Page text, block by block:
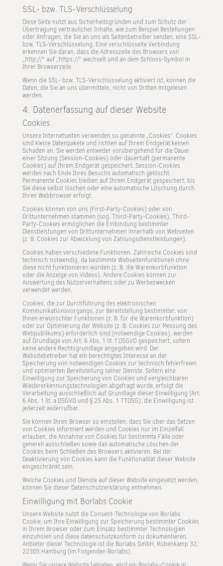
SSL- bzw. TLS-Verschlüsselung
Diese Seite nutzt aus Sicherheitsgründen und zum Schutz der
Übertragung vertraulicher Inhalte, wie zum Beispiel Bestellungen
oder Anfragen, die Sie an uns als Seitenbetreiber senden, eine SSL-
bzw. TLS-Verschlüsselung. Eine verschlüsselte Verbindung
erkennen Sie daran, dass die Adresszeile des Browsers von
„http://“ auf „https://“ wechselt und an dem Schloss-Symbol in
Ihrer Browserzeile.
Wenn die SSL- bzw. TLS-Verschlüsselung aktiviert ist, können die
Daten, die Sie an uns übermitteln, nicht von Dritten mitgelesen
werden.
4. Datenerfassung auf dieser Website
Cookies
Unsere Internetseiten verwenden so genannte „Cookies“. Cookies
sind kleine Datenpakete und richten auf Ihrem Endgerät keinen
Schaden an. Sie werden entweder vorübergehend für die Dauer
einer Sitzung (Session-Cookies) oder dauerhaft (permanente
Cookies) auf Ihrem Endgerät gespeichert. Session-Cookies
werden nach Ende Ihres Besuchs automatisch gelöscht.
Permanente Cookies bleiben auf Ihrem Endgerät gespeichert, bis
Sie diese selbst löschen oder eine automatische Löschung durch
Ihren Webbrowser erfolgt.
Cookies können von uns (First-Party-Cookies) oder von
Drittunternehmen stammen (sog. Third-Party-Cookies). Third-
Party-Cookies ermöglichen die Einbindung bestimmter
Dienstleistungen von Drittunternehmen innerhalb von Webseiten
(z. B. Cookies zur Abwicklung von Zahlungsdienstleistungen).
Cookies haben verschiedene Funktionen. Zahlreiche Cookies sind
technisch notwendig, da bestimmte Webseitenfunktionen ohne
diese nicht funktionieren würden (z. B. die Warenkorbfunktion
oder die Anzeige von Videos). Andere Cookies können zur
Auswertung des Nutzerverhaltens oder zu Werbezwecken
verwendet werden.
Cookies, die zur Durchführung des elektronischen
Kommunikationsvorgangs, zur Bereitstellung bestimmter, von
Ihnen erwünschter Funktionen (z. B. für die Warenkorbfunktion)
oder zur Optimierung der Website (z. B. Cookies zur Messung des
Webpublikums) erforderlich sind (notwendige Cookies), werden
auf Grundlage von Art. 6 Abs. 1 lit. f DSGVO gespeichert, sofern
keine andere Rechtsgrundlage angegeben wird. Der
Websitebetreiber hat ein berechtigtes Interesse an der
Speicherung von notwendigen Cookies zur technisch fehlerfreien
und optimierten Bereitstellung seiner Dienste. Sofern eine
Einwilligung zur Speicherung von Cookies und vergleichbaren
Wiedererkennungstechnologien abgefragt wurde, erfolgt die
Verarbeitung ausschließlich auf Grundlage dieser Einwilligung (Art.
6 Abs. 1 lit. a DSGVO und § 25 Abs. 1 TTDSG); die Einwilligung ist
jederzeit widerrufbar.
Sie können Ihren Browser so einstellen, dass Sie über das Setzen
von Cookies informiert werden und Cookies nur im Einzelfall
erlauben, die Annahme von Cookies für bestimmte Fälle oder
generell ausschließen sowie das automatische Löschen der
Cookies beim Schließen des Browsers aktivieren. Bei der
Deaktivierung von Cookies kann die Funktionalität dieser Website
eingeschränkt sein.
Welche Cookies und Dienste auf dieser Website eingesetzt werden,
können Sie dieser Datenschutzerklärung entnehmen.
Einwilligung mit Borlabs Cookie
Unsere Website nutzt die Consent-Technologie von Borlabs
Cookie, um Ihre Einwilligung zur Speicherung bestimmter Cookies
in Ihrem Browser oder zum Einsatz bestimmter Technologien
einzuholen und diese datenschutzkonform zu dokumentieren.
Anbieter dieser Technologie ist die Borlabs GmbH, Rübenkamp 32,
22305 Hamburg (im Folgenden Borlabs).